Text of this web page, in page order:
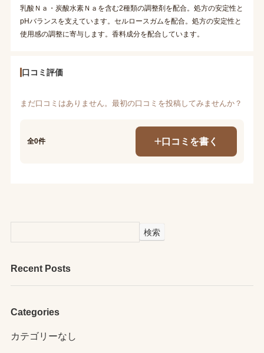
乳酸Ｎａ・炭酸水素Ｎａを含む2種類の調整剤を配合。処方の安定性と
pHバランスを支えています。セルロースガムを配合。処方の安定性と
使用感の調整に寄与します。香料成分を配合しています。
口コミ評価
まだ口コミはありません。最初の口コミを投稿してみませんか？
全0件 口コミを書く
検索
Recent Posts
Categories
カテゴリーなし